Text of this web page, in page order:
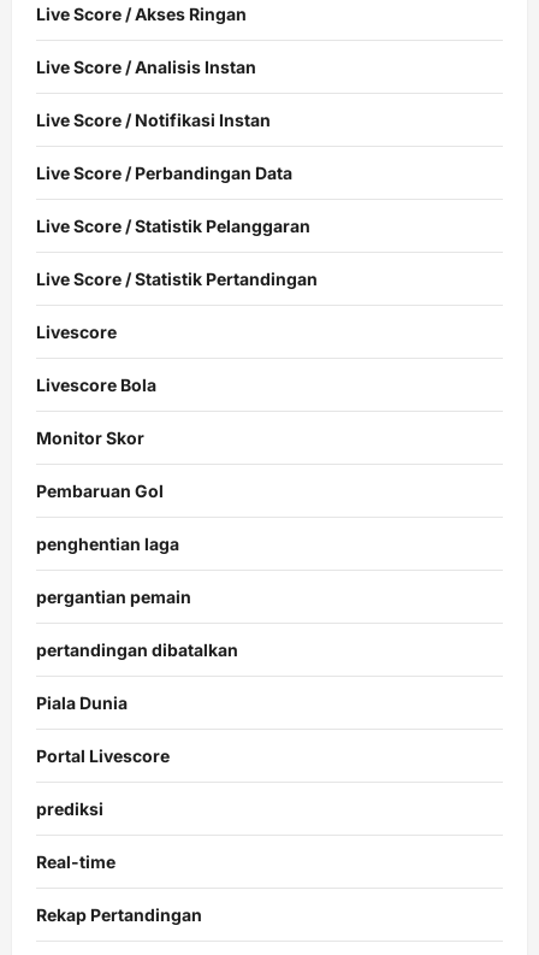
Live Score / Akses Ringan
Live Score / Analisis Instan
Live Score / Notifikasi Instan
Live Score / Perbandingan Data
Live Score / Statistik Pelanggaran
Live Score / Statistik Pertandingan
Livescore
Livescore Bola
Monitor Skor
Pembaruan Gol
penghentian laga
pergantian pemain
pertandingan dibatalkan
Piala Dunia
Portal Livescore
prediksi
Real-time
Rekap Pertandingan